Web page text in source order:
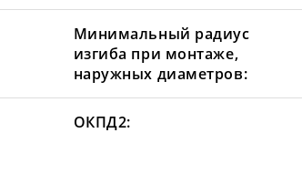
Минимальный радиус
изгиба при монтаже,
наружных диаметров:
ОКПД2: